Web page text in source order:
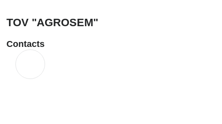
TOV "AGROSEM"
Contacts